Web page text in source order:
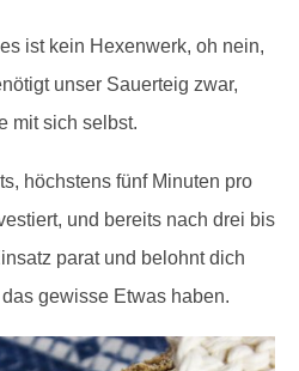
ist kein Hexenwerk, oh nein,
unser Sauerteig zwar,
mit sich selbst.
höchstens fünf Minuten pro
und bereits nach drei bis
parat und belohnt dich
gewisse Etwas haben.